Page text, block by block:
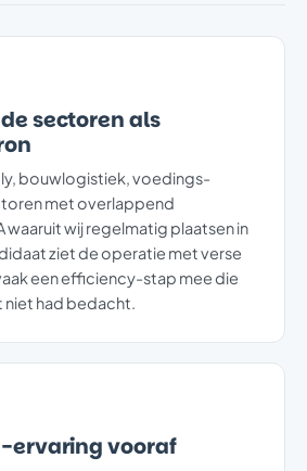
sectoren als
bouwlogistiek, voedings-
met overlappend
waaruit wij regelmatig plaatsen in
ziet de operatie met verse
een efficiency-stap mee die
had bedacht.
ervaring vooraf